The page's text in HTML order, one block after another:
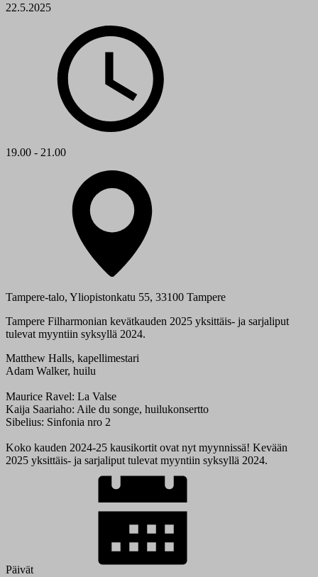
22.5.2025
19.00 - 21.00
Tampere-talo, Yliopistonkatu 55, 33100 Tampere
Tampere Filharmonian kevätkauden 2025 yksittäis- ja sarjaliput
tulevat myyntiin syksyllä 2024.
Matthew Halls, kapellimestari
Adam Walker, huilu
Maurice Ravel: La Valse
Kaija Saariaho: Aile du songe, huilukonsertto
Sibelius: Sinfonia nro 2
Koko kauden 2024-25 kausikortit ovat nyt myynnissä! Kevään
2025 yksittäis- ja sarjaliput tulevat myyntiin syksyllä 2024.
Päivät